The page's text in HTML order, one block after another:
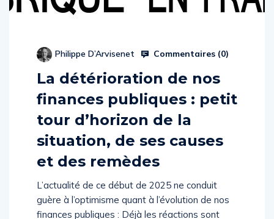
Philippe D’Arvisenet Commentaires (0)
La détérioration de nos
finances publiques : petit
tour d’horizon de la
situation, de ses causes
et des remèdes
L’actualité de ce début de 2025 ne conduit
guère à l’optimisme quant à l’évolution de nos
finances publiques : Déjà les réactions sont